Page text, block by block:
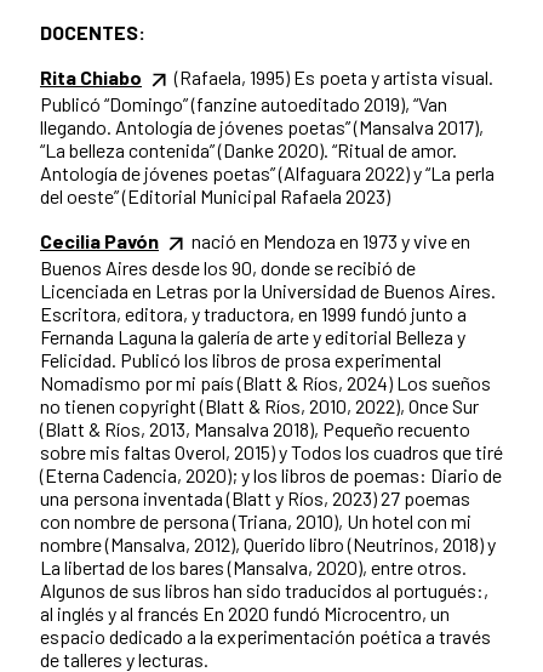
DOCENTES:
Rita Chiabo
(Rafaela, 1995) Es poeta y artista visual.
Publicó “Domingo” (fanzine autoeditado 2019), “Van
llegando. Antología de jóvenes poetas” (Mansalva 2017),
“La belleza contenida” (Danke 2020). “Ritual de amor.
Antología de jóvenes poetas” (Alfaguara 2022) y “La perla
del oeste” (Editorial Municipal Rafaela 2023)
Cecilia Pavón
nació en Mendoza en 1973 y vive en
Buenos Aires desde los 90, donde se recibió de
Licenciada en Letras por la Universidad de Buenos Aires.
Escritora, editora, y traductora, en 1999 fundó junto a
Fernanda Laguna la galería de arte y editorial Belleza y
Felicidad. Publicó los libros de prosa experimental
Nomadismo por mi país (Blatt & Ríos, 2024) Los sueños
no tienen copyright (Blatt & Ríos, 2010, 2022), Once Sur
(Blatt & Ríos, 2013, Mansalva 2018), Pequeño recuento
sobre mis faltas Overol, 2015) y Todos los cuadros que tiré
(Eterna Cadencia, 2020); y los libros de poemas: Diario de
una persona inventada (Blatt y Ríos, 2023) 27 poemas
con nombre de persona (Triana, 2010), Un hotel con mi
nombre (Mansalva, 2012), Querido libro (Neutrinos, 2018) y
La libertad de los bares (Mansalva, 2020), entre otros.
Algunos de sus libros han sido traducidos al portugués:,
al inglés y al francés En 2020 fundó Microcentro, un
espacio dedicado a la experimentación poética a través
de talleres y lecturas.